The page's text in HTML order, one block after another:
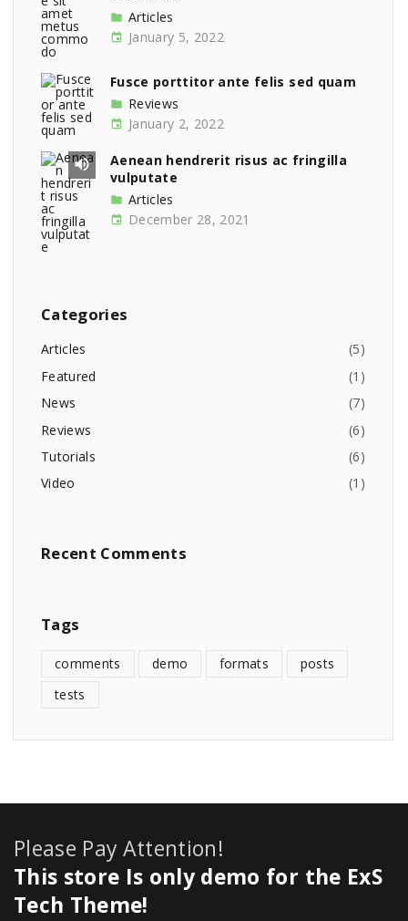
Articles
January 5, 2022
Fusce porttitor ante felis sed quam
Reviews
January 2, 2022
Aenean hendrerit risus ac fringilla
vulputate
Articles
December 28, 2021
Categories
(5)
Articles
(1 )
Featured
(7)
News
(6)
Reviews
(6)
Tutorials
(1 )
Video
Recent Comments
Tags
comments demo formats
posts
tests
Please Pay Attention!
This store Is only demo for the ExS
Tech Theme!